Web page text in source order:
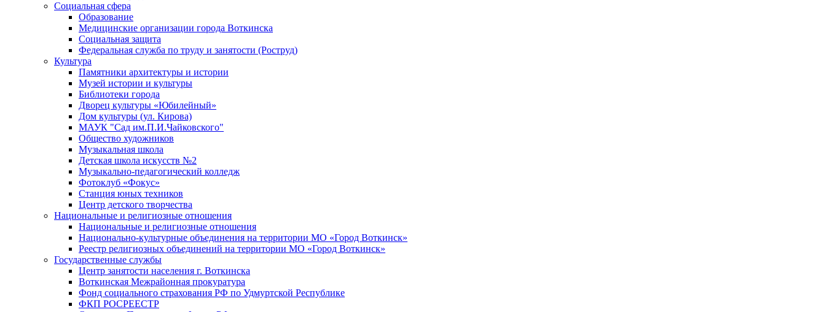
Социальная сфера
Образование
Медицинские организации города Воткинска
Социальная защита
Федеральная служба по труду и занятости (Роструд)
Культура
Памятники архитектуры и истории
Музей истории и культуры
Библиотеки города
Дворец культуры «Юбилейный»
Дом культуры (ул. Кирова)
МАУК "Сад им.П.И.Чайковского"
Общество художников
Музыкальная школа
Детская школа искусств №2
Музыкально-педагогический колледж
Фотоклуб «Фокус»
Станция юных техников
Центр детского творчества
Национальные и религиозные отношения
Национальные и религиозные отношения
Национально-культурные объединения на территории МО «Город Воткинск»
Реестр религиозных объединений на территории МО «Город Воткинск»
Государственные службы
Центр занятости населения г. Воткинска
Воткинская Межрайонная прокуратура
Фонд социального страхования РФ по Удмуртской Республике
ФКП РОСРЕЕСТР